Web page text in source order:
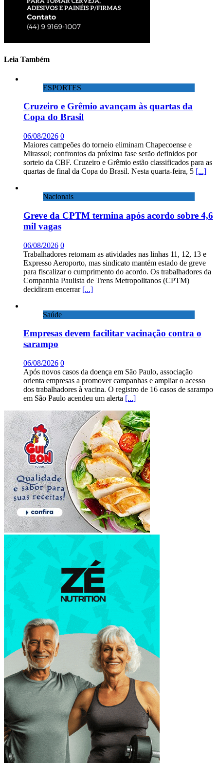
Leia Também
ESPORTES
Cruzeiro e Grêmio avançam às quartas da
Copa do Brasil
06/08/2026 0
Maiores campeões do torneio eliminam Chapecoense e
Mirassol; confrontos da próxima fase serão definidos por
sorteio da CBF. Cruzeiro e Grêmio estão classificados para as
quartas de final da Copa do Brasil. Nesta quarta-feira, 5 [...]
Nacionais
Greve da CPTM termina após acordo sobre 4,6
mil vagas
06/08/2026 0
Trabalhadores retomam as atividades nas linhas 11, 12, 13 e
Expresso Aeroporto, mas sindicato mantém estado de greve
para fiscalizar o cumprimento do acordo. Os trabalhadores da
Companhia Paulista de Trens Metropolitanos (CPTM)
decidiram encerrar [...]
Saúde
Empresas devem facilitar vacinação contra o
sarampo
06/08/2026 0
Após novos casos da doença em São Paulo, associação
orienta empresas a promover campanhas e ampliar o acesso
dos trabalhadores à vacina. O registro de 16 casos de sarampo
em São Paulo acendeu um alerta [...]